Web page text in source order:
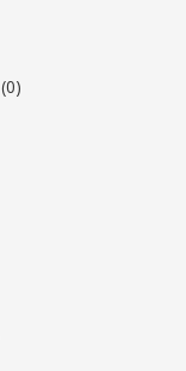
(0)